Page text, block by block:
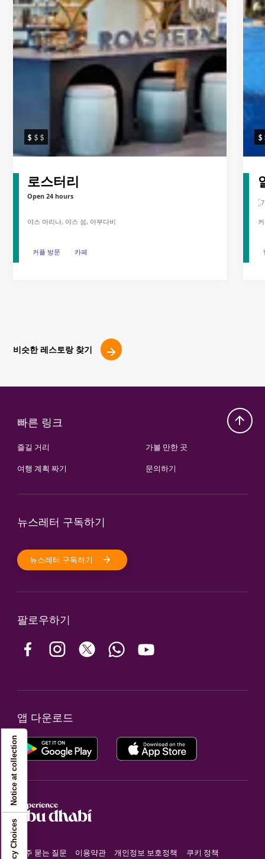
로스터리
Open 24 hours
야스 마리나, 야스 섬, 아부다비
커플 방문 카페
커플 방문 카페
비슷한 레스토랑 찾기
빠른 링크
즐길 거리
여행 계획 짜기
가볼 만한 곳
문의하기
뉴스레터 구독하기
뉴스레터 구독하기
팔로우하기
앱 다운로드
자주 묻는 질문 이용약관 개인정보 보호정책 쿠키 정책
Notice at collection